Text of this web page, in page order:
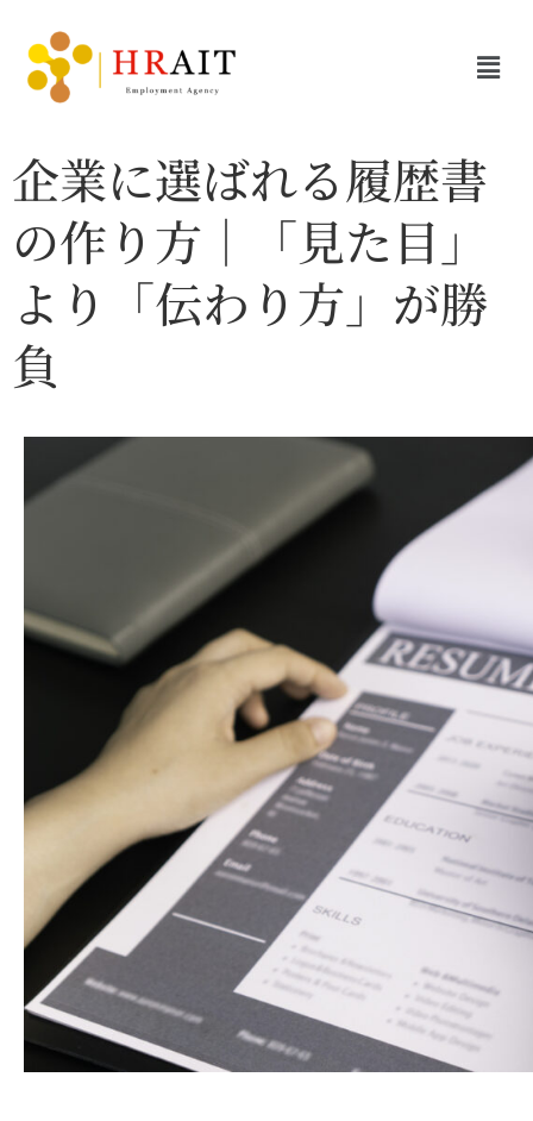
企業に選ばれる履歴書
の作り方｜「見た目」
より「伝わり方」が勝
負